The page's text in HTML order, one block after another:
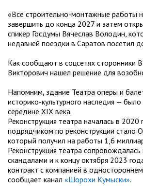
«Все строительно-монтажные работы
завершить до конца 2027 и затем
спикер Госдумы Вячеслав Володин,
недавней поездки в Саратов посетил
Как сообщают в соцсетях сторонники
Викторович нашел решение для
Напомним, здание Театра оперы и
историко-культурного наследия —
середине ХIХ века.
Реконструкция театра началась в 2020
подрядчиком по реконструкции стало
который получил на работы 1,6
Реконструкция театра
скандалами и к концу октября 2023
контракт с компанией в
сообщает канал «Шорохи Кумыски».